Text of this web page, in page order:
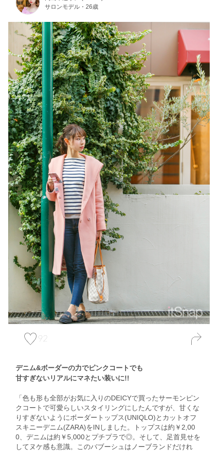
サロンモデル・26歳
92
デニム&ボーダーの力でピンクコートでも
甘すぎないリアルにマネたい装いに!!
「色も形も全部がお気に入りのDEICYで買ったサーモンピン
クコートで可愛らしいスタイリングにしたんですが、甘くな
りすぎないようにボーダートップス(UNIQLO)とカットオフ
スキニーデニム(ZARA)をINしました。トップスは約￥2,00
0、デニムは約￥5,000とプチプラで◎。そして、足首見せを
してヌケ感も意識。このバブーシュはノーブランドだけれ